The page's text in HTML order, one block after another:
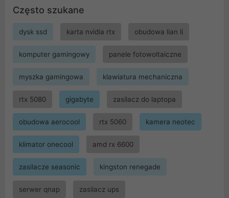
Często szukane
dysk ssd karta nvidia rtx obudowa lian li
komputer gamingowy panele fotowoltaiczne
myszka gamingowa klawiatura mechaniczna
rtx 5080 gigabyte zasilacz do laptopa
obudowa aerocool rtx 5060 kamera neotec
klimator onecool amd rx 6600
zasilacze seasonic kingston renegade
serwer qnap zasilacz ups